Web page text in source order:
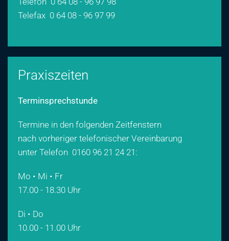
Telefax 0 64 08 - 96 97 99
Praxiszeiten
Terminsprechstunde
Termine in den folgenden Zeitfenstern
nach vorheriger telefonischer Vereinbarung
unter Telefon 0160 96 21 24 21 :
Mo • Mi • Fr
17.00 - 18.30 Uhr
Di • Do
10.00 - 11.00 Uhr